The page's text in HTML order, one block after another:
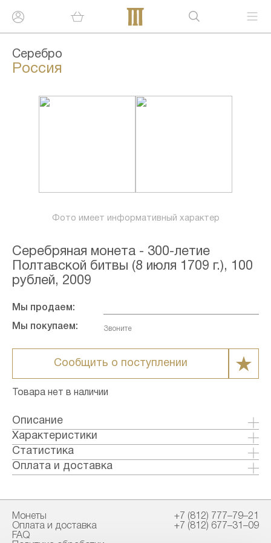
Серебро
Россия
Фото имеет информативный характер
Серебряная монета - 300-летие
Полтавской битвы (8 июля 1709 г.), 100
рублей, 2009
Мы продаем:
Мы покупаем: Звоните
Сообщить о поступлении
Товара нет в наличии
Описание
Характеристики
Металл: Серебро
Страна: Россия
Годы выпуска: 2009
Номинал: 100
Проба: 925
Статистика
Оплата и доставка
Наличными в офисе
Монеты
Оплата и доставка
FAQ
+7 (812) 777–79–21
+7 (812) 677–31–09